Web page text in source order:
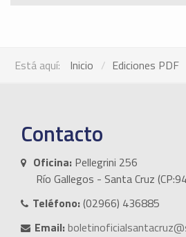
Está aquí: Inicio Ediciones PDF
Contacto
Oficina: Pellegrini 256
Río Gallegos - Santa Cruz
Teléfono:(02966) 436885
Email: